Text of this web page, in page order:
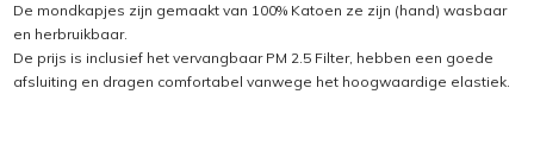
De mondkapjes zijn gemaakt van 100% Katoen ze zijn (hand) wasbaar
en herbruikbaar.
De prijs is inclusief het vervangbaar PM 2.5 Filter, hebben een goede
afsluiting en dragen comfortabel vanwege het hoogwaardige elastiek.